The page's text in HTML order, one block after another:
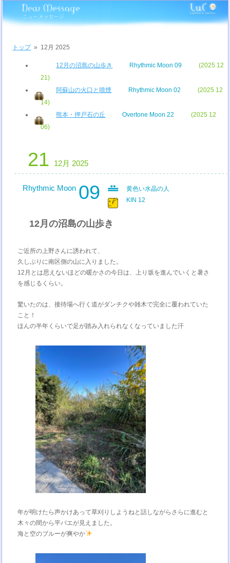
トップ» 12月 2025
12月の沼島の山歩き Rhythmic Moon 09
(2025 12
21)
阿蘇山の火口と噴煙
Rhythmic Moon 02
(2025 12
14)
熊本・押戸石の丘
Overtone Moon 22
(2025 12
06)
21 12月 2025
Rhythmic Moon 09
黄色い水晶の人
KIN 12
12月の沼島の山歩き
ご近所の上野さんに誘われて、
久しぶりに南区側の山に入りました。
12月とは思えないほどの暖かさの今日は、上り坂を進んでいくと暑さ
を感じるくらい。
驚いたのは、接待場へ行く道がダンチクや雑木で完全に覆われていた
こと！
ほんの半年くらいで足が踏み入れられなくなっていました汗
年が明けたら声かけあって草刈りしようねと話しながらさらに進むと
木々の間から平バエが見えました。
海と空のブルーが爽やか